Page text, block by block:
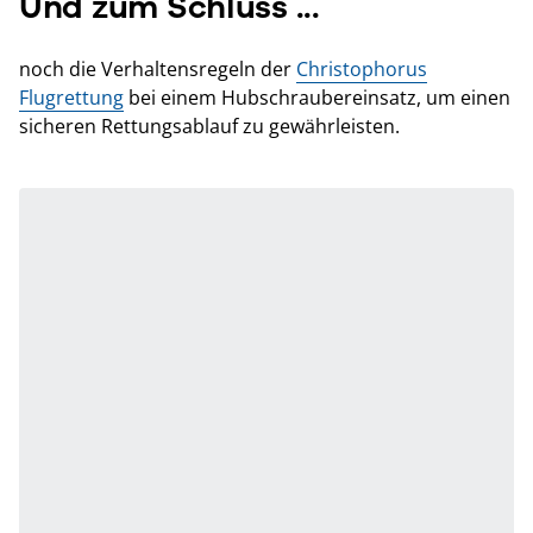
noch die Verhaltensregeln der Christophorus
Flugrettung bei einem Hubschraubereinsatz, um einen
sicheren Rettungsablauf zu gewährleisten.